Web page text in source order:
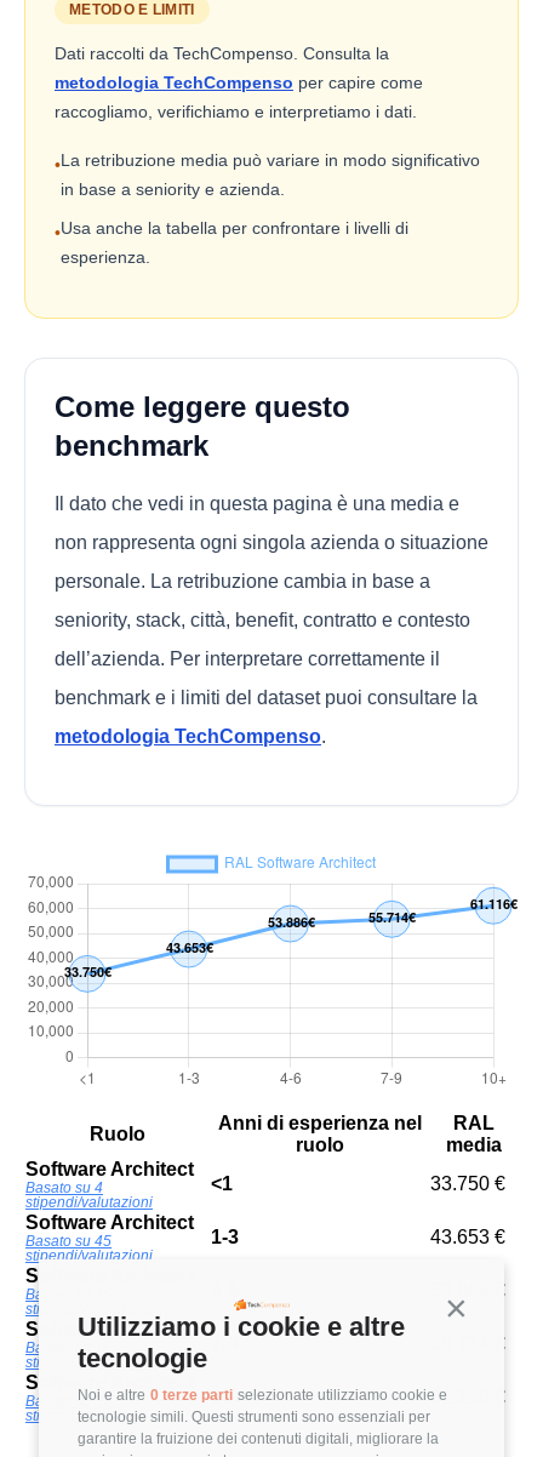
Continua
Utilizziamo i cookie e altre
tecnologie
Noi e altre 0 terze parti selezionate utilizziamo cookie e
tecnologie simili. Questi strumenti sono essenziali per
garantire la fruizione dei contenuti digitali, migliorare la
METODO E LIMITI
Dati raccolti da TechCompenso. Consulta la
metodologia TechCompenso per capire come
raccogliamo, verifichiamo e interpretiamo i dati.
•La retribuzione media può variare in modo significativo
in base a seniority e azienda.
•Usa anche la tabella per confrontare i livelli di
esperienza.
Come leggere questo
benchmark
Il dato che vedi in questa pagina è una media e
non rappresenta ogni singola azienda o situazione
personale. La retribuzione cambia in base a
seniority, stack, città, benefit, contratto e contesto
dell’azienda. Per interpretare correttamente il
benchmark e i limiti del dataset puoi consultare la
metodologia TechCompenso.
Ruolo
Anni di esperienza nel
ruolo
RAL
media
Software Architect
Basato su 4
stipendi/valutazioni
<1
33.750 €
Software Architect
Basato su 45
stipendi/valutazioni
1-3
43.653 €
Software Architect
Basato su 35
stipendi/valutazioni
53.886 €
Software Architect
Basato su 16
stipendi/valutazioni
55.714 €
Software Architect
Basato su 32
stipendi/valutazioni
10+ 61.116 €